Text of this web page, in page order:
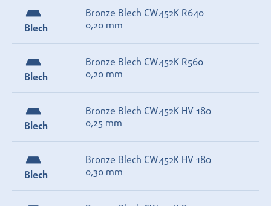
Blech
Bronze Blech CW452K R640
0,20 mm
Blech
Bronze Blech CW452K R560
0,20 mm
Blech
Bronze Blech CW452K HV 180
0,25 mm
Blech
Bronze Blech CW452K HV 180
0,30 mm